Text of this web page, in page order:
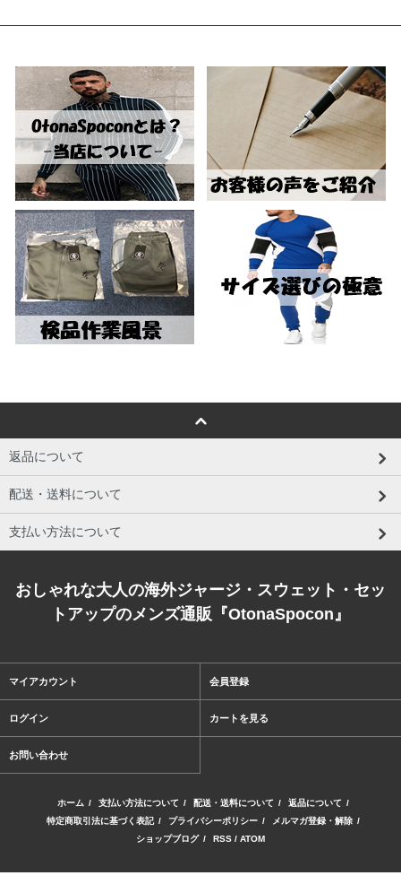
返品について
配送・送料について
支払い方法について
おしゃれな大人の海外ジャージ・スウェット・セッ
トアップのメンズ通販『OtonaSpocon』
マイアカウント 会員登録
ログイン カートを見る
お問い合わせ
ホーム / 支払い方法について / 配送・送料について / 返品について /
特定商取引法に基づく表記 / プライバシーポリシー / メルマガ登録・解除 /
ショップブログ / RSS / ATOM